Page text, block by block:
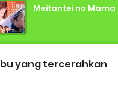
yang tercerahkan